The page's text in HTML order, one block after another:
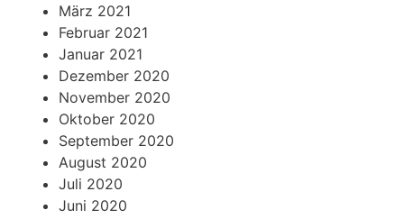
März 2021
Februar 2021
Januar 2021
Dezember 2020
November 2020
Oktober 2020
September 2020
August 2020
Juli 2020
Juni 2020